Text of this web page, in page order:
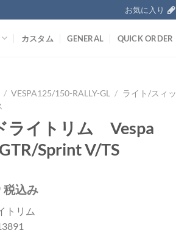
お気に入り
カスタム GENERAL QUICK ORDER
/ VESPA125/150-RALLY-GL / ライト/スィッ
ライトリム Vespa
Sprint V/TS
税込み
トリム